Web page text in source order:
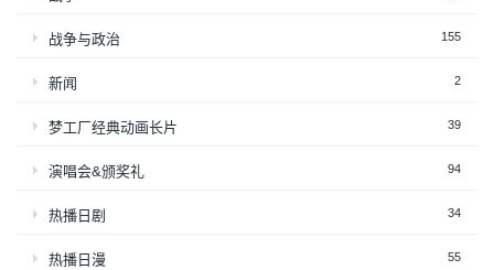
战争与政治 155
新闻 2
梦工厂经典动画长片 39
演唱会&颁奖礼 94
热播日剧 34
热播日漫 55